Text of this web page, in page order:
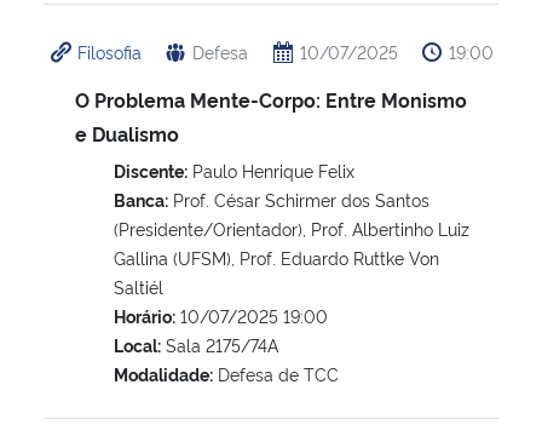
Filosofia Defesa 10/07/2025 19:00
O Problema Mente-Corpo: Entre Monismo
e Dualismo
Discente: Paulo Henrique Felix
Banca: Prof. César Schirmer dos Santos
(Presidente/Orientador), Prof. Albertinho Luiz
Gallina (UFSM), Prof. Eduardo Ruttke Von
Saltiél
Horário: 10/07/2025 19:00
Local: Sala 2175/74A
Modalidade: Defesa de TCC